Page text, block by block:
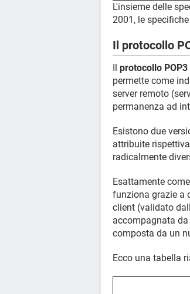
L'insieme delle
2001, le
Il protocollo
Il protocollo POP3
permette come
server remoto
permanenza ad
Esistono due
attribuite
radicalmente
Esattamente
funziona grazie a
client (validato
accompagnata
composta da un
Ecco una tabella